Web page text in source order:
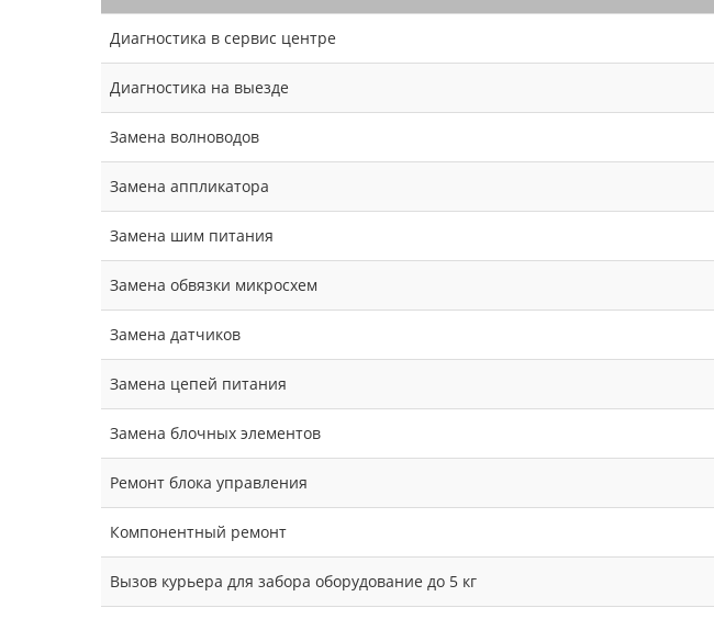
Диагностика в сервис центре
Диагностика на выезде
Замена волноводов
Замена аппликатора
Замена шим питания
Замена обвязки микросхем
Замена датчиков
Замена цепей питания
Замена блочных элементов
Ремонт блока управления
Компонентный ремонт
Вызов курьера для забора оборудование до 5 кг